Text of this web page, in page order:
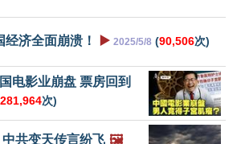
济全面崩溃！ ▶️ 2025/5/8 (90,506次)
电影业崩盘 票房回到
281,964次)
共变天传言纷飞 🖼️